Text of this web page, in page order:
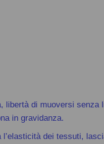
libertà di muoversi senza
in gravidanza.
l’elasticità dei tessuti,